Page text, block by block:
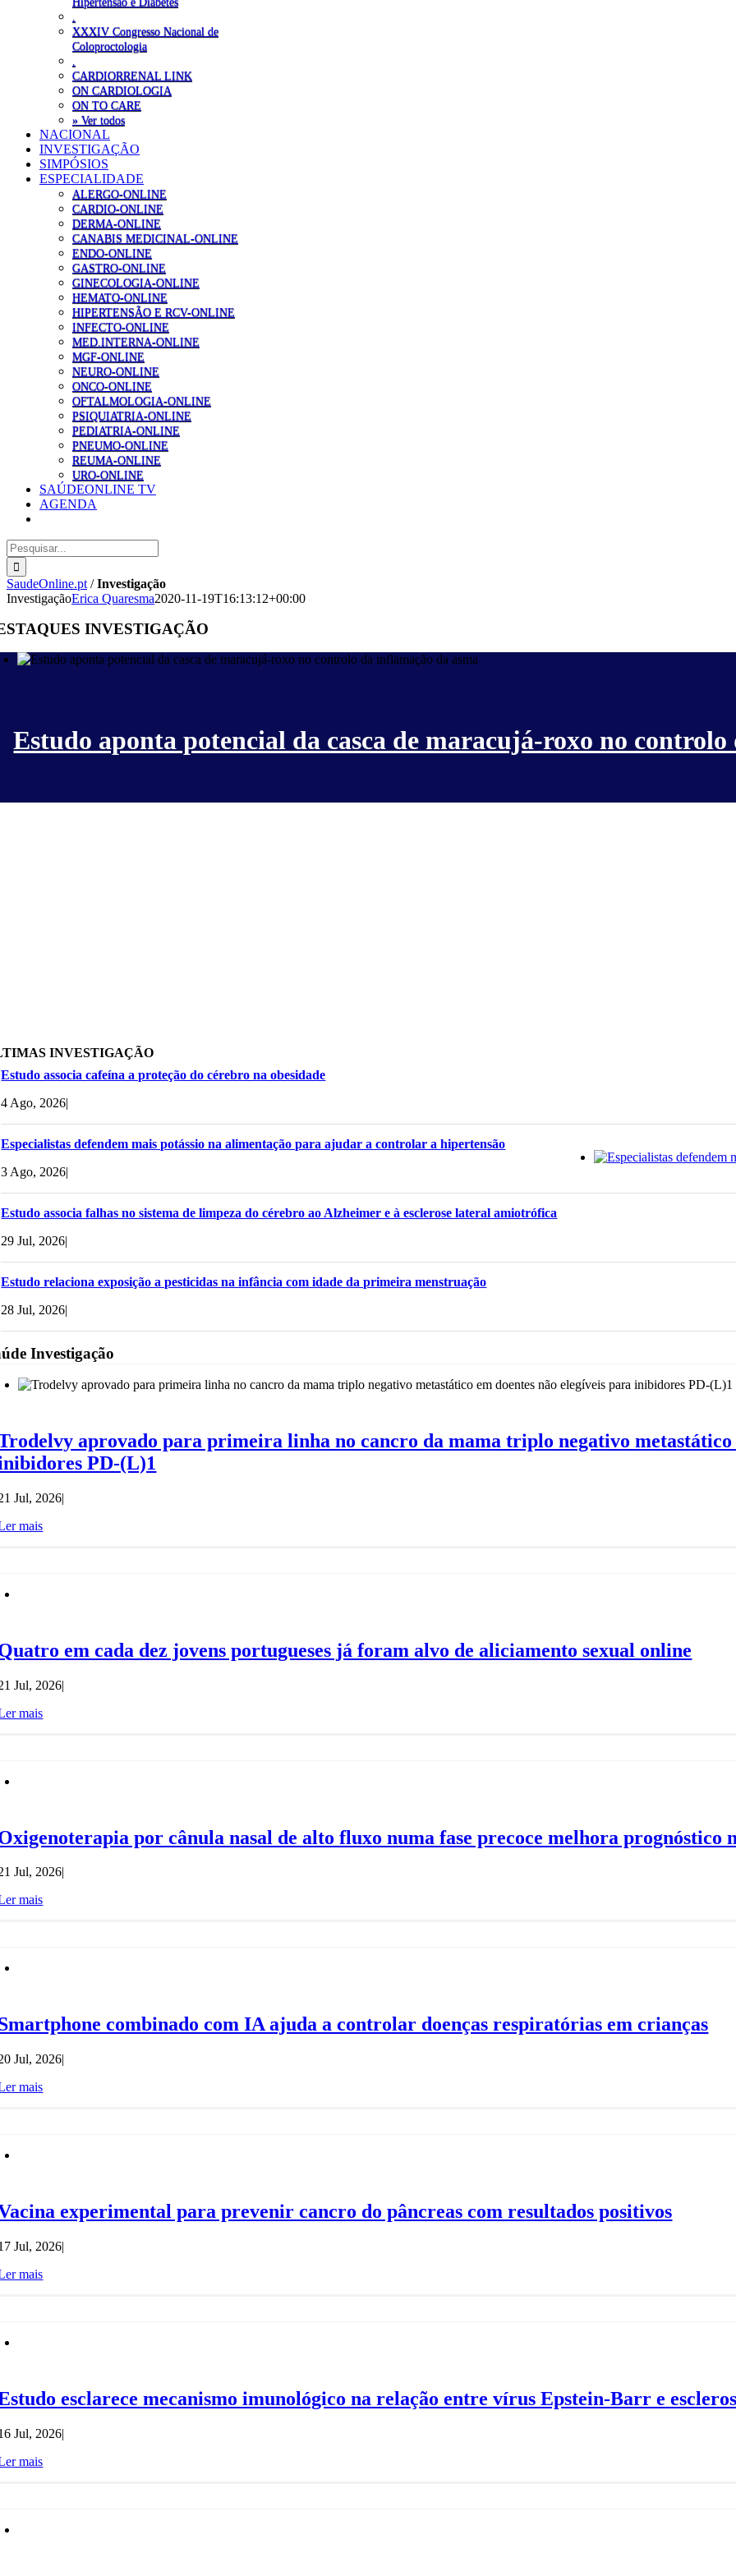
XXXIV Congresso Nacional de
Coloproctologia
CARDIORRENAL LINK
ON CARDIOLOGIA
ON TO CARE
» Ver todos
NACIONAL
INVESTIGAÇÃO
SIMPÓSIOS
ESPECIALIDADE
ALERGO-ONLINE
CARDIO-ONLINE
DERMA-ONLINE
CANABIS MEDICINAL-ONLINE
ENDO-ONLINE
GASTRO-ONLINE
GINECOLOGIA-ONLINE
HEMATO-ONLINE
HIPERTENSÃO E RCV-ONLINE
INFECTO-ONLINE
MED.INTERNA-ONLINE
MGF-ONLINE
NEURO-ONLINE
ONCO-ONLINE
OFTALMOLOGIA-ONLINE
PSIQUIATRIA-ONLINE
PEDIATRIA-ONLINE
PNEUMO-ONLINE
REUMA-ONLINE
URO-ONLINE
SAÚDEONLINE TV
AGENDA
Pesquisar
SaudeOnline.pt /Investigação
InvestigaçãoErica Quaresma2020-11-19T16:13:12+00:00
INVESTIGAÇÃO
Estudo aponta potencial da casca de maracujá-roxo no
INVESTIGAÇÃO
Estudo associa cafeína a proteção do cérebro na obesidade
4 Ago, 2026|
Especialistas defendem mais potássio na alimentação para ajudar a controlar a hipertensão
3 Ago, 2026|
Estudo associa falhas no sistema de limpeza do cérebro ao Alzheimer e à esclerose lateral amiotrófica
29 Jul, 2026|
Estudo relaciona exposição a pesticidas na infância com idade da primeira menstruação
28 Jul, 2026|
Investigação
aprovado para primeira linha no cancro da mama triplo negativo metastático
PD-(L)1
Jul, 2026|
mais
em cada dez jovens portugueses já foram alvo de aliciamento sexual online
Jul, 2026|
mais
por cânula nasal de alto fluxo numa fase precoce melhora
Jul, 2026|
mais
combinado com IA ajuda a controlar doenças respiratórias em crianças
Jul, 2026|
mais
experimental para prevenir cancro do pâncreas com resultados positivos
Jul, 2026|
mais
esclarece mecanismo imunológico na relação entre vírus Epstein-Barr e
Jul, 2026|
mais